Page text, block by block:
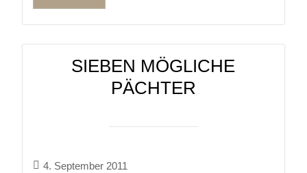
SIEBEN MÖGLICHE
PÄCHTER
4. September 2011